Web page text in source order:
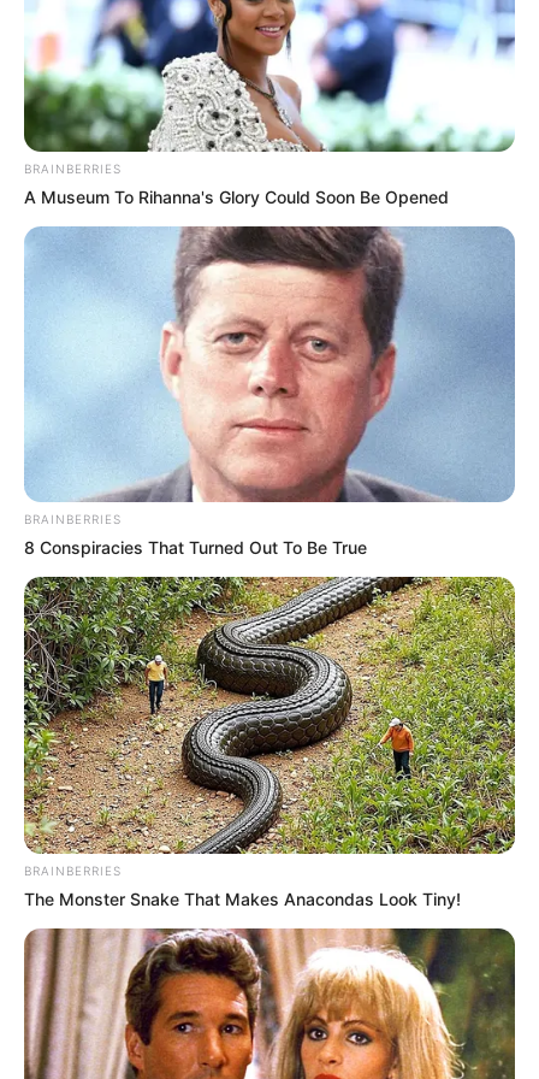
crossroads entrada gratuita
festival Crossroads
pedreira paulo leminski
rock ao vivo Thunderstruck
Artigo anterior
Receita de Gelado Cremoso
de Coco; delicioso e fácil de
Batata Recheada de
Frigideira com carne seca e
requeijão; deliciosa e fácil de
fazer
ARTIGOS RELACIONADOS
gratuitos às Ruínas de São
DESTAQUE 2 de abril de 2026
Maquiagem Teatral ganha
exposição inédita em Curitiba
com programação gratuita
DESTAQUE 29 de março de 2026
Curitiba ilumina Estufa do Jardim
Botânico e Viaduto Estaiado em
vermelho...
BRAINBERRIES
A Museum To Rihanna's Glory Could Soon Be Opened
BRAINBERRIES
8 Conspiracies That Turned Out To Be True
BRAINBERRIES
The Monster Snake That Makes Anacondas Look Tiny!